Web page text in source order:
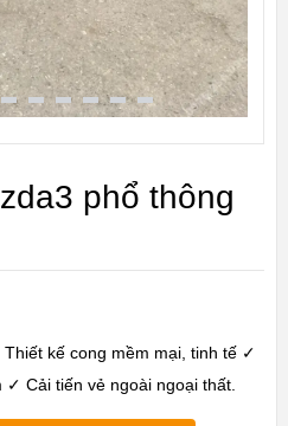
phổ thông
kế cong mềm mại, tinh tế ✓
Cải tiến vẻ ngoài ngoại thất.